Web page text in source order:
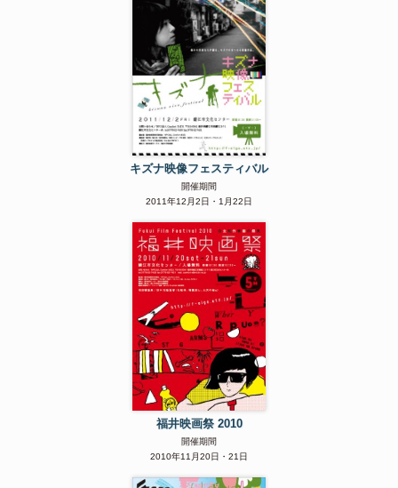
キズナ映像フェスティバル
開催期間
2011年12月2日・1月22日
福井映画祭 2010
開催期間
2010年11月20日・21日